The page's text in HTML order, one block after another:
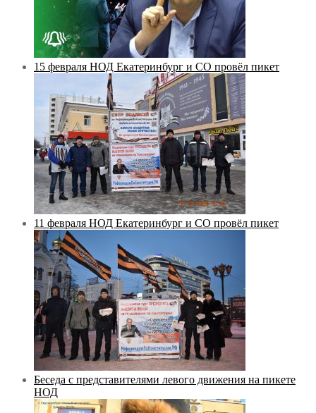
15 февраля НОД Екатеринбург и СО провёл пикет
11 февраля НОД Екатеринбург и СО провёл пикет
Беседа с представителями левого движения на пикете
НОД